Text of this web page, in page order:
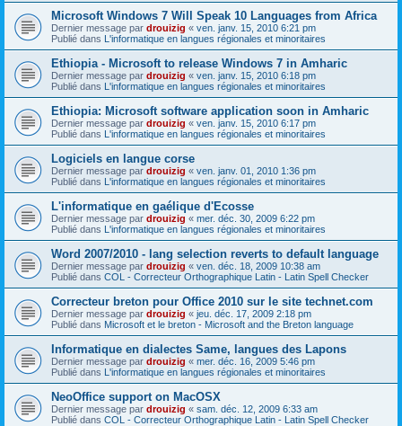
Microsoft Windows 7 Will Speak 10 Languages from Africa
Dernier message par drouizig « ven. janv. 15, 2010 6:21 pm
Publié dans L'informatique en langues régionales et minoritaires
Ethiopia - Microsoft to release Windows 7 in Amharic
Dernier message par drouizig « ven. janv. 15, 2010 6:18 pm
Publié dans L'informatique en langues régionales et minoritaires
Ethiopia: Microsoft software application soon in Amharic
Dernier message par drouizig « ven. janv. 15, 2010 6:17 pm
Publié dans L'informatique en langues régionales et minoritaires
Logiciels en langue corse
Dernier message par drouizig « ven. janv. 01, 2010 1:36 pm
Publié dans L'informatique en langues régionales et minoritaires
L'informatique en gaélique d'Ecosse
Dernier message par drouizig « mer. déc. 30, 2009 6:22 pm
Publié dans L'informatique en langues régionales et minoritaires
Word 2007/2010 - lang selection reverts to default language
Dernier message par drouizig « ven. déc. 18, 2009 10:38 am
Publié dans COL - Correcteur Orthographique Latin - Latin Spell Checker
Correcteur breton pour Office 2010 sur le site technet.com
Dernier message par drouizig « jeu. déc. 17, 2009 2:18 pm
Publié dans Microsoft et le breton - Microsoft and the Breton language
Informatique en dialectes Same, langues des Lapons
Dernier message par drouizig « mer. déc. 16, 2009 5:46 pm
Publié dans L'informatique en langues régionales et minoritaires
NeoOffice support on MacOSX
Dernier message par drouizig « sam. déc. 12, 2009 6:33 am
Publié dans COL - Correcteur Orthographique Latin - Latin Spell Checker